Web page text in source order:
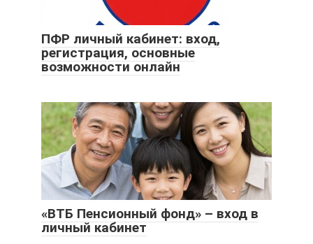
ПФР личный кабинет: вход,
регистрация, основные
возможности онлайн
«ВТБ Пенсионный фонд» – вход в
личный кабинет